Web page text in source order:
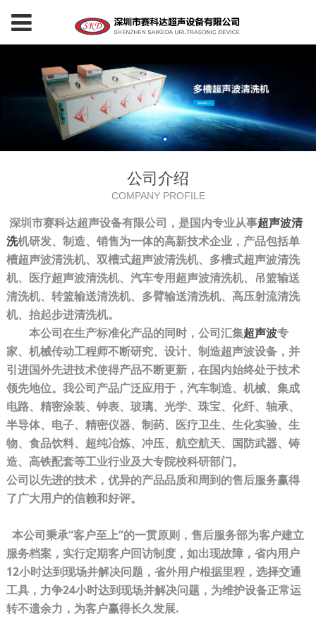
公司介绍
COMPANY PROFILE
深圳市赛科达超声设备有限公司，是国内专业从事超声波清
洗机研发、制造、销售为一体的高新技术企业，产品包括单
槽超声波清洗机、双槽式超声波清洗机、多槽式超声波清洗
机、医疗超声波清洗机、汽车专用超声波清洗机、吊篮输送
清洗机、转篮输送清洗机、多臂输送清洗机、高压射流清洗
机、抬起步进清洗机。
本公司在生产标准化产品的同时，公司汇集超声波专
家、机械传动工程师不断研究、设计、制造超声波设备，并
引进国外先进技术使得产品不断更新，在国内始终处于技术
领先地位。我公司产品广泛应用于，汽车制造、机械、集成
电路、精密涂装、钟表、玻璃、光学、珠宝、化纤、轴承、
半导体、电子、精密仪器、制药、医疗卫生、生化实验、生
物、食品饮料、超纯冶炼、冲压、航空航天、国防武器、铸
造、高铁配套等工业行业及大专院校科研部门。
公司以先进的技术，优异的产品品质和周到的售后服务赢得
了广大用户的信赖和好评。
本公司秉承“客户至上”的一贯原则，售后服务部为客户建立
服务档案，实行定期客户回访制度，如出现故障，省内用户
12小时达到现场并解决问题，省外用户根据里程，选择交通
工具，力争24小时达到现场并解决问题，为维护设备正常运
转不遗余力，为客户赢得长久发展.